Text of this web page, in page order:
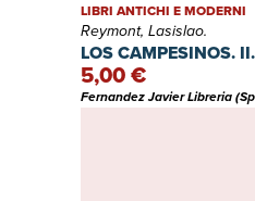
LOS CAMPESINOS.
LIBRI ANTICHI E MODERNI
Reymont, Lasislao.
5,00 €
Fernandez Javier Libreria